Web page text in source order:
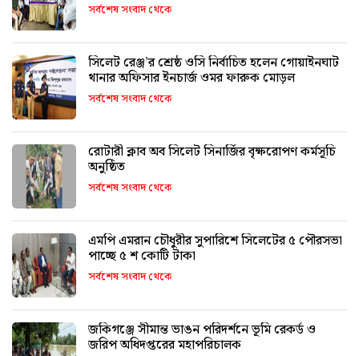
সর্বশেষ সংবাদ থেকে
সিলেট রেঞ্জ’র শ্রেষ্ঠ ওসি নির্বাচিত হলেন গোয়াইনঘাট
থানার অফিসার ইনচার্জ ওমর ফারুক মোড়ল
সর্বশেষ সংবাদ থেকে
রোটারী ক্লাব অব সিলেট সিনার্জির বৃক্ষরোপণ কর্মসূচি
অনুষ্ঠিত
সর্বশেষ সংবাদ থেকে
এমপি এমরান চৌধুরীর সুপারিশে সিলেটের ৫ পৌরসভা
পাচ্ছে ৫ শ কোটি টাকা
সর্বশেষ সংবাদ থেকে
জকিগঞ্জে সীমান্ত ভাঙন পরিদর্শনে ভূমি রেকর্ড ও
জরিপ অধিদপ্তরের মহাপরিচালক